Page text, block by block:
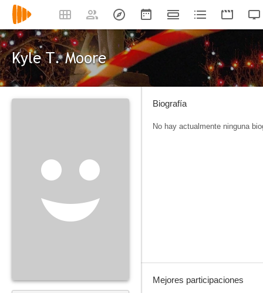
Kyle T. Moore
Biografía
No hay actualmente ninguna
Mejores participaciones